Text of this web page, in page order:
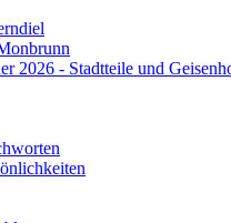
2026 - Stadtteile und